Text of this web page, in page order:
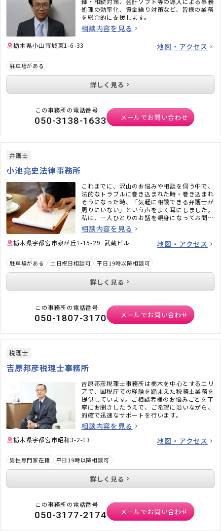
処理の効率化、資金繰り対策など、皆様の業務
を総合的に支援します。
相談内容を見る
栃木県小山市城東1-6-33 地図・アクセス
駐車場がある
詳しく見る
この事務所の電話番号
050-3138-1633 メールでお問い合わせ
弁護士
小池亮史法律事務所
これまでに、沢山のお悩みや相談を伺う中で、
法的なトラブルに巻き込まれた時・巻き込まれ
そうになった時、「気軽に相談できる弁護士が
周りにいない」という声をよく耳にしました。
私は、一人ひとりのお話を親身になってお聞き
し、誠実に対応することを心がけております。
相談内容を見る
栃木県宇都宮市泉が丘1-15-29 武蔵ビル 地図・アクセス
駐車場がある 土日祝日相談可 平日19時以降相談可
詳しく見る
この事務所の電話番号
050-1807-3170 メールでお問い合わせ
税理士
吉原邦彦税理士事務所
吉原邦彦税理士事務所は栃木を中心とするエリ
アで、国税庁での経験を踏まえた税務士業務を
提供しています。ご相談者様のお悩みごとを丁
寧にお聞きしたうえで、ご希望に沿いながら、
的確で迅速なサポートを行います。
相談内容を見る
栃木県宇都宮市昭和3-2-13 地図・アクセス
男性専門家在籍 平日19時以降相談可
詳しく見る
この事務所の電話番号
050-3177-2174 メールでお問い合わせ